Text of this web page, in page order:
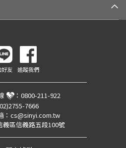
好友 追蹤我們
： 0800-211-922
7666
cs@sinyi.com.tw
義區信義路五段100號